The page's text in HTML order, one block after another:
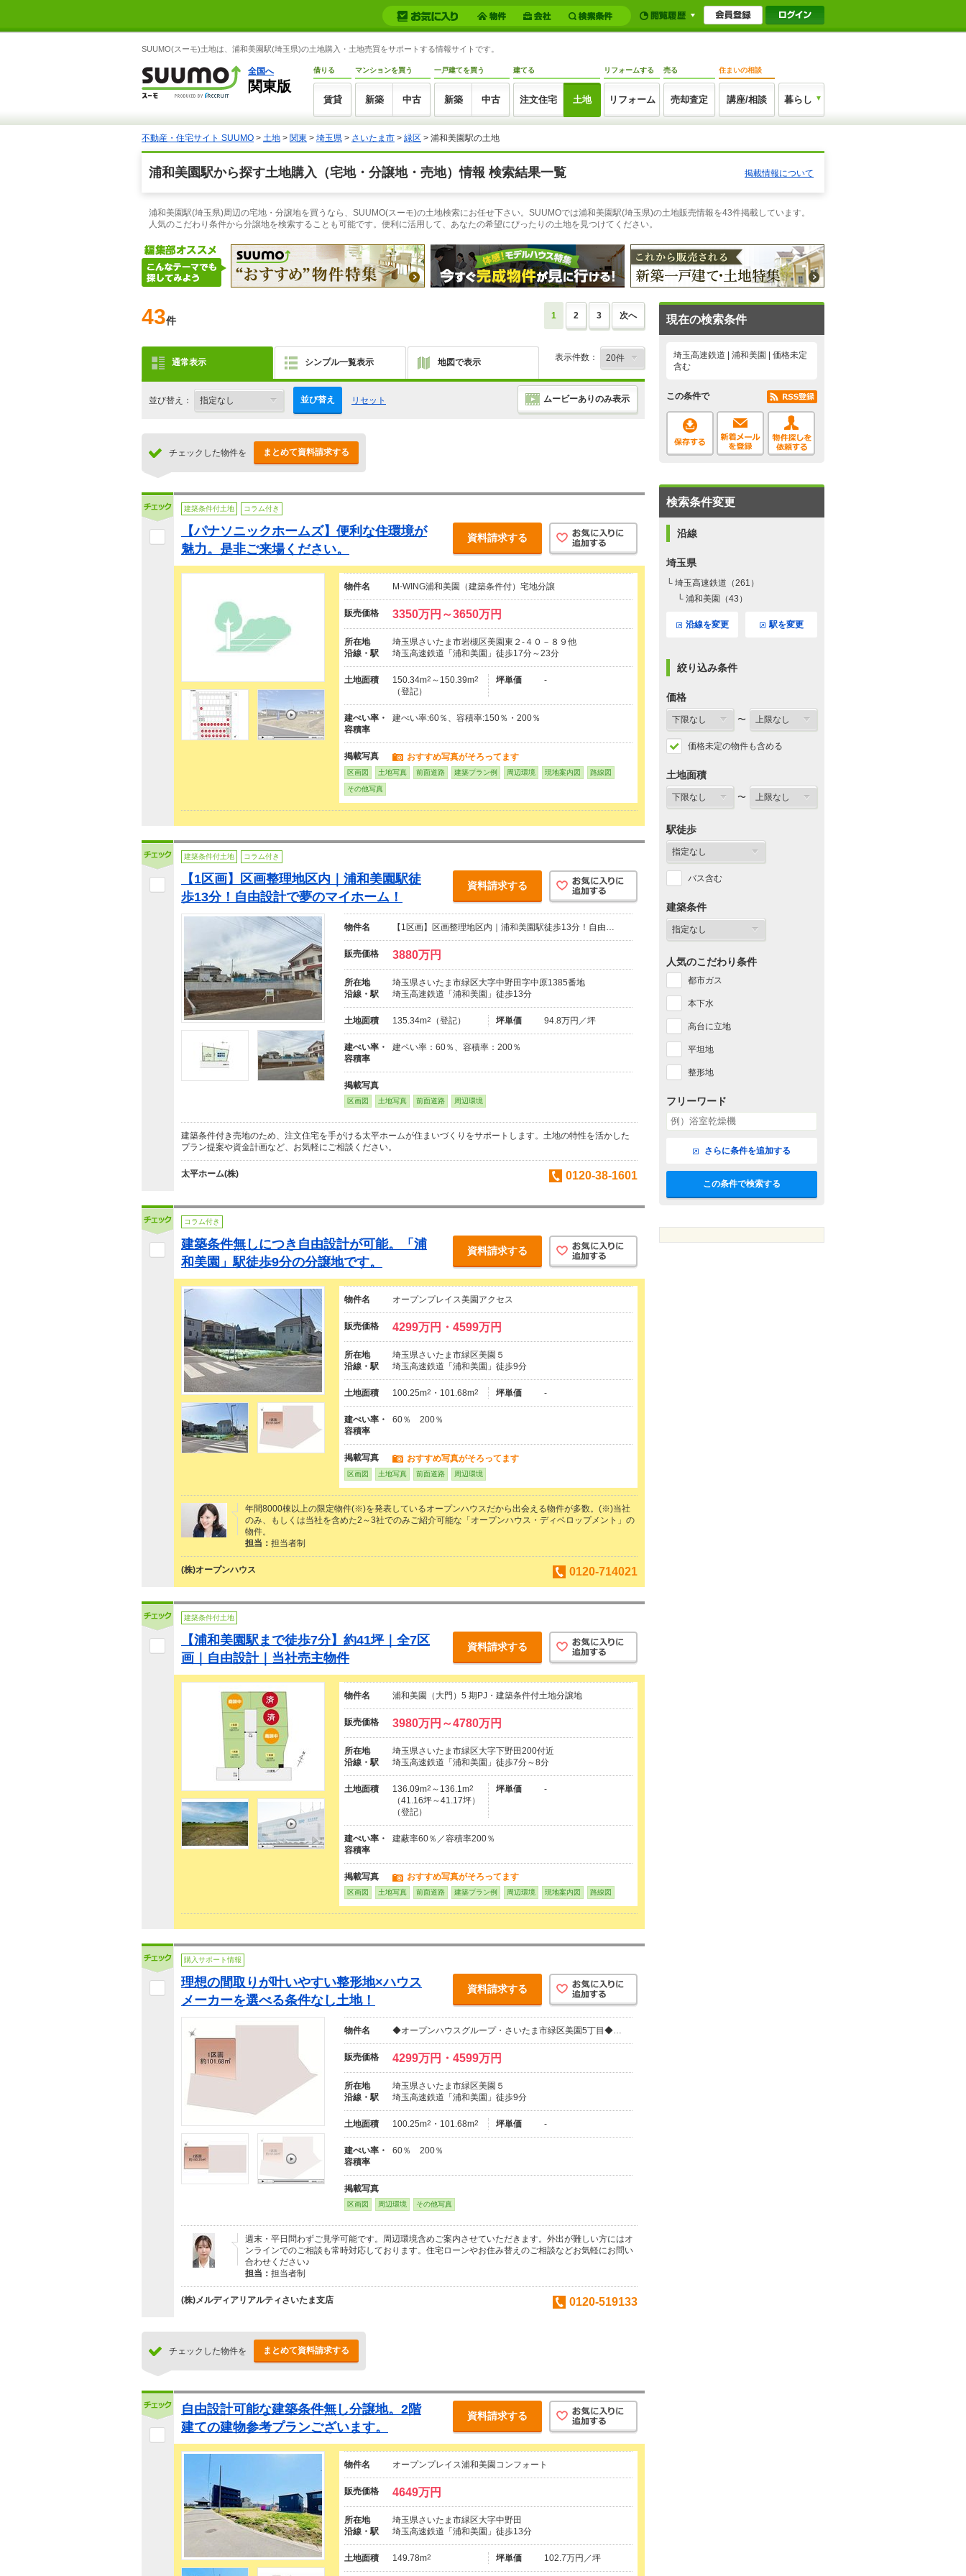
SUUMO(スーモ)土地は、浦和美園駅(埼玉県)の土地購入・土地売買をサポートする情報サイトです。
全国へ
関東版
借りる
賃貸
マンションを買う
新築 中古
一戸建てを買う
新築 中古
建てる
注文住宅 土地
リフォームする
リフォーム
売る
売却査定
住まいの相談
講座/相談 暮らし
不動産・住宅サイト SUUMO > 土地 > 関東 > 埼玉県 > さいたま市 > 緑区 > 浦和美園駅の土地
浦和美園駅から探す土地購入（宅地・分譲地・売地）情報 検索結果一覧 掲載情報について
浦和美園駅(埼玉県)周辺の宅地・分譲地を買うなら、SUUMO(スーモ)の土地検索にお任せ下さい。SUUMOでは浦和美園駅(埼玉県)の土地販売情報を43件掲載しています。
人気のこだわり条件から分譲地を検索することも可能です。便利に活用して、あなたの希望にぴったりの土地を見つけてください。
43件 1 2 3 次へ
通常表示 シンプル一覧表示 地図で表示 表示件数：
並び替え： 並び替え リセット ムービーありのみ表示
チェックした物件を まとめて資料請求する
建築条件付土地 コラム付き
【パナソニックホームズ】便利な住環境が
魅力。是非ご来場ください。
資料請求する
物件名 M-WING浦和美園（建築条件付）宅地分譲
販売価格 3350万円～3650万円
所在地
埼玉県さいたま市岩槻区美園東２-４０－８９他
沿線・駅
埼玉高速鉄道「浦和美園」徒歩17分～23分
土地面積 150.34m2 ～150.39m2
（登記）
坪単価 -
建ぺい率・
容積率
建ぺい率:60％、容積率:150％・200％
掲載写真 おすすめ写真がそろってます
区画図 土地写真 前面道路 建築プラン例 周辺環境 現地案内図 路線図
その他写真
建築条件付土地 コラム付き
【1区画】区画整理地区内｜浦和美園駅徒
歩13分！自由設計で夢のマイホーム！
資料請求する
物件名 【1区画】区画整理地区内｜浦和美園駅徒歩13分！自由…
販売価格 3880万円
所在地
埼玉県さいたま市緑区大字中野田字中原1385番地
沿線・駅
埼玉高速鉄道「浦和美園」徒歩13分
土地面積 135.34m2 （登記） 坪単価 94.8万円／坪
建ぺい率・
容積率
建ペい率：60％、容積率：200％
掲載写真
区画図 土地写真 前面道路 周辺環境
建築条件付き売地のため、注文住宅を手がける太平ホームが住まいづくりをサポートします。土地の特性を活かした
プラン提案や資金計画など、お気軽にご相談ください。
太平ホーム(株) 0120-38-1601
コラム付き
建築条件無しにつき自由設計が可能。「浦
和美園」駅徒歩9分の分譲地です。
資料請求する
物件名 オープンプレイス美園アクセス
販売価格 4299万円・4599万円
所在地
埼玉県さいたま市緑区美園５
沿線・駅
埼玉高速鉄道「浦和美園」徒歩9分
土地面積 100.25m2 ・101.68m2 坪単価 -
建ぺい率・
容積率
60％ 200％
掲載写真 おすすめ写真がそろってます
区画図 土地写真 前面道路 周辺環境
年間8000棟以上の限定物件(※)を発表しているオープンハウスだから出会える物件が多数。(※)当社
のみ、もしくは当社を含めた2～3社でのみご紹介可能な「オープンハウス・ディベロップメント」の
物件。
担当： 担当者制
(株)オープンハウス 0120-714021
建築条件付土地
【浦和美園駅まで徒歩7分】約41坪｜全7区
画｜自由設計｜当社売主物件
資料請求する
物件名 浦和美園（大門）5 期PJ・建築条件付土地分譲地
販売価格 3980万円～4780万円
所在地
埼玉県さいたま市緑区大字下野田200付近
沿線・駅
埼玉高速鉄道「浦和美園」徒歩7分～8分
土地面積 136.09m2 ～136.1m2
（41.16坪～41.17坪）
（登記）
坪単価 -
建ぺい率・
容積率
建蔽率60％／容積率200％
掲載写真 おすすめ写真がそろってます
区画図 土地写真 前面道路 建築プラン例 周辺環境 現地案内図 路線図
購入サポート情報
理想の間取りが叶いやすい整形地×ハウス
メーカーを選べる条件なし土地！
資料請求する
物件名 ◆オープンハウスグループ・さいたま市緑区美園5丁目◆…
販売価格 4299万円・4599万円
所在地
埼玉県さいたま市緑区美園５
沿線・駅
埼玉高速鉄道「浦和美園」徒歩9分
土地面積 100.25m2 ・101.68m2 坪単価 -
建ぺい率・
容積率
60％ 200％
掲載写真
区画図 周辺環境 その他写真
週末・平日問わずご見学可能です。周辺環境含めご案内させていただきます。外出が難しい方にはオ
ンラインでのご相談も常時対応しております。住宅ローンやお住み替えのご相談などお気軽にお問い
合わせください♪
担当： 担当者制
(株)メルディアリアルティさいたま支店 0120-519133
チェックした物件を まとめて資料請求する
自由設計可能な建築条件無し分譲地。2階
建ての建物参考プランございます。
資料請求する
物件名 オープンプレイス浦和美園コンフォート
販売価格 4649万円
所在地
埼玉県さいたま市緑区大字中野田
沿線・駅
埼玉高速鉄道「浦和美園」徒歩13分
土地面積 149.78m2 坪単価 102.7万円／坪
現在の検索条件
埼玉高速鉄道 | 浦和美園 | 価格未定
含む
この条件で
検索条件変更
沿線
埼玉県
└ 埼玉高速鉄道（261）
└ 浦和美園（43）
沿線を変更 駅を変更
絞り込み条件
価格
〜
価格未定の物件も含める
土地面積
〜
駅徒歩
バス含む
建築条件
人気のこだわり条件
都市ガス
本下水
高台に立地
平坦地
整形地
フリーワード
さらに条件を追加する
この条件で検索する